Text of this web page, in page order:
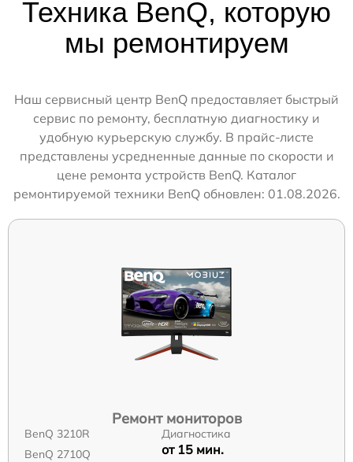
Техника BenQ, которую
мы ремонтируем
Наш сервисный центр BenQ предоставляет быстрый
сервис по ремонту, бесплатную диагностику и
удобную курьерскую службу. В прайс-листе
представлены усредненные данные по скорости и
цене ремонта устройств BenQ. Каталог
ремонтируемой техники BenQ обновлен: 01.08.2026.
Ремонт мониторов
BenQ 3210R
BenQ 2710Q
Диагностика
от 15 мин.